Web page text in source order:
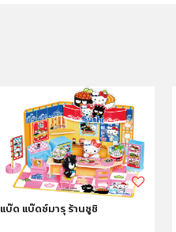
แบ๊ด แบ๊ดซ์มารุ ร้านซูชิ